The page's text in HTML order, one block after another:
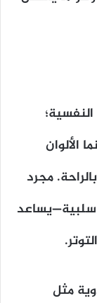
الألوان
مجرد
مثل